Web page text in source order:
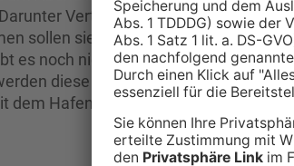
Vertreter aus der Lokalpolitik,
sollen sie in den kommenden drei
es noch nicht. Zunächst werden
diese dem Stadtrat überreicht.
dem Hafenbahnhof weitergeht.